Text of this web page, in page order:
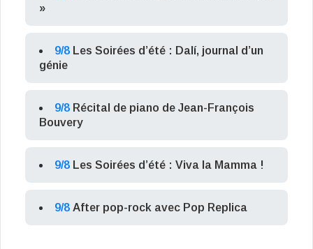
»
9/8 Les Soirées d’été : Dalí, journal d’un
génie
9/8 Récital de piano de Jean-François
Bouvery
9/8 Les Soirées d’été : Viva la Mamma !
9/8 After pop-rock avec Pop Replica